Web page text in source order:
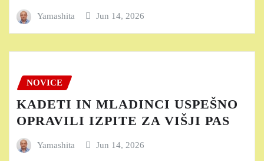
Yamashita Jun 14, 2026
NOVICE
KADETI IN MLADINCI USPEŠNO
OPRAVILI IZPITE ZA VIŠJI PAS
Yamashita Jun 14, 2026